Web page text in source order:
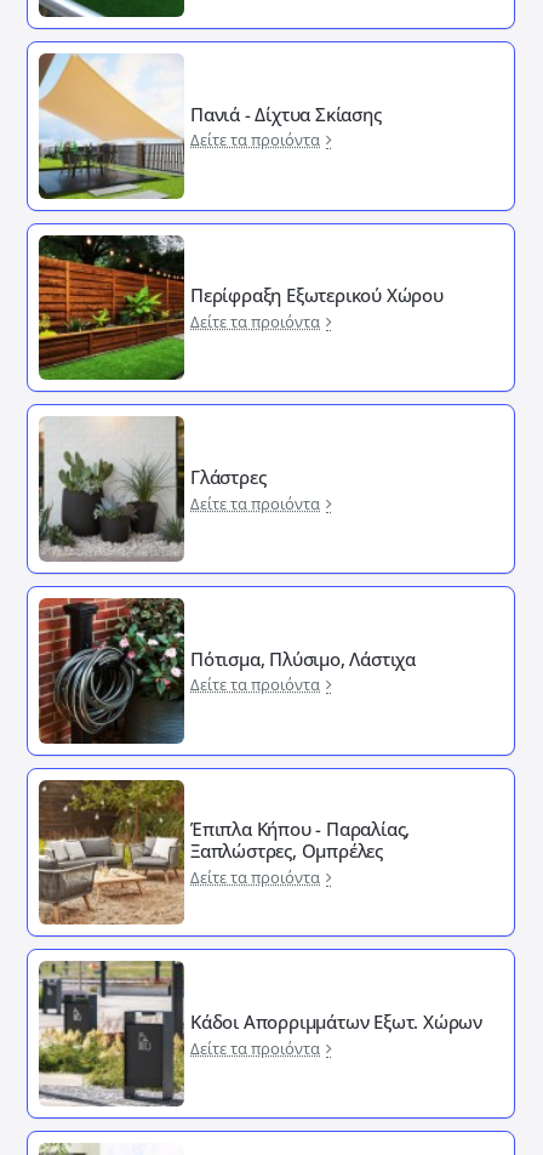
Πανιά - Δίχτυα Σκίασης
Δείτε τα προιόντα
Περίφραξη Εξωτερικού Χώρου
Δείτε τα προιόντα
Γλάστρες
Δείτε τα προιόντα
Πότισμα, Πλύσιμο, Λάστιχα
Δείτε τα προιόντα
Έπιπλα Κήπου - Παραλίας,
Ξαπλώστρες, Ομπρέλες
Δείτε τα προιόντα
Κάδοι Απορριμμάτων Εξωτ. Χώρων
Δείτε τα προιόντα